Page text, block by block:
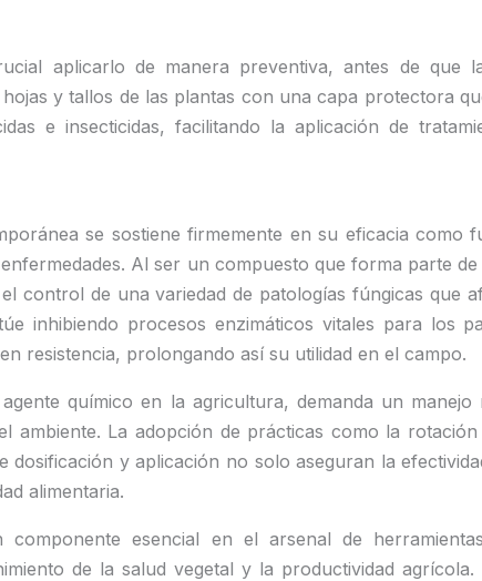
aplicarlo de manera preventiva, antes de que
y tallos de las plantas con una capa protectora
e insecticidas, facilitando la aplicación de
se sostiene firmemente en su eficacia como
Al ser un compuesto que forma parte
control de una variedad de patologías fúngicas que
inhibiendo procesos enzimáticos vitales para los
resistencia, prolongando así su utilidad en el campo.
químico en la agricultura, demanda un
ambiente. La adopción de prácticas como la
dosificación y aplicación no solo aseguran la
alimentaria.
esencial en el arsenal de
de la salud vegetal y la productividad